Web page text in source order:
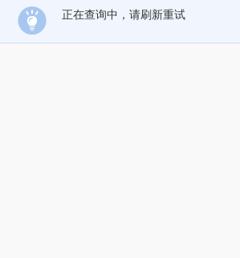
正在查询中，请刷新重试